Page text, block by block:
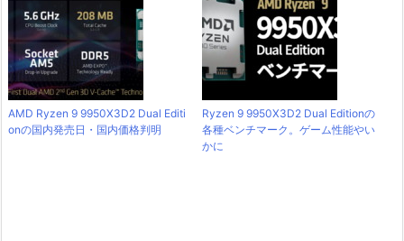
AMD Ryzen 9 9950X3D2 Dual Editi
onの国内発売日・国内価格判明
Ryzen 9 9950X3D2 Dual Editionの
各種ベンチマーク。ゲーム性能やい
かに